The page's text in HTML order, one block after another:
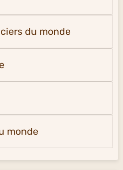
du monde
monde